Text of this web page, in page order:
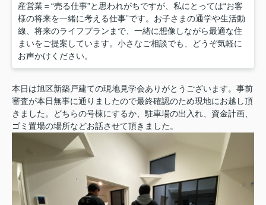
産営業＝“売る仕事”と思われがちですが、私にとっては“お客
様の将来を一緒に考える仕事”です。お子さまの通学や生活動
線、将来のライフプランまで、一緒に想像しながら最適な住
まいをご提案しています。小さなご相談でも、どうぞ気軽に
お声かけください。
本日は旭区新築戸建ての現地見学会ありがとうございます。事前
審査が本日無事に通りましたので最終確認のため現地にお越し頂
きました。どちらの号棟にするか、駐車場の出入れ、資金計画、
ゴミ置場の場所などお話させて頂きました。